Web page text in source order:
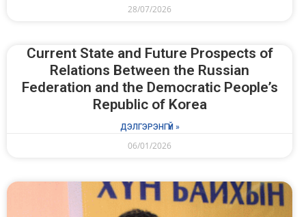
28/07/2026
Current State and Future Prospects of
Relations Between the Russian
Federation and the Democratic People’s
Republic of Korea
ДЭЛГЭРЭНГҮЙ »
06/01/2026